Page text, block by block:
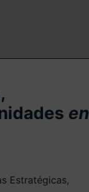
en
Estratégicas,